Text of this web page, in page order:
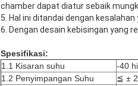
chamber dapat diatur sebaik
5. Hal ini ditandai dengan
6. Dengan desain kebisingan yang
Spesifikasi:
1.1 Kisaran suhu
-40
1.2 Penyimpangan Suhu
≦ ±